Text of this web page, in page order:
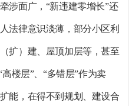
涉面广，“新违建零增长”还
法律意识淡薄，部分小区利
扩）建、屋顶加层等，甚至
楼层”、“多错层”作为卖
能，在得不到规划、建设合